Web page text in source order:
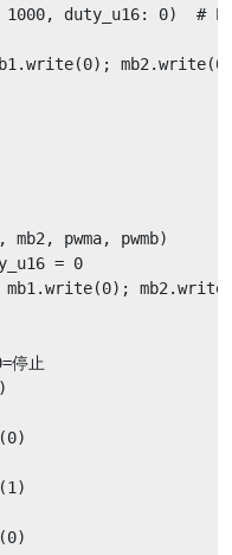
1000, duty_u16: 0)  #
pwma, pwmb)
= 0
停止